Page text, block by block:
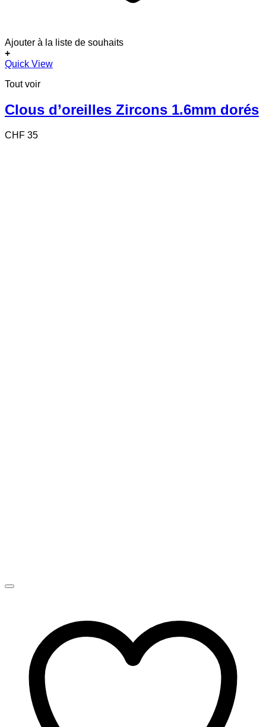
Ajouter à la liste de souhaits
+
Quick View
Tout voir
Clous d’oreilles Zircons 1.6mm dorés
CHF 35